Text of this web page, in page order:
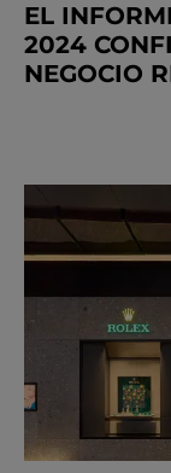
EL
2024
NEGOCIO